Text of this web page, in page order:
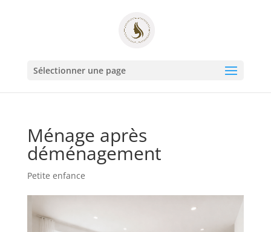
Sélectionner une page
Ménage après
déménagement
Petite enfance